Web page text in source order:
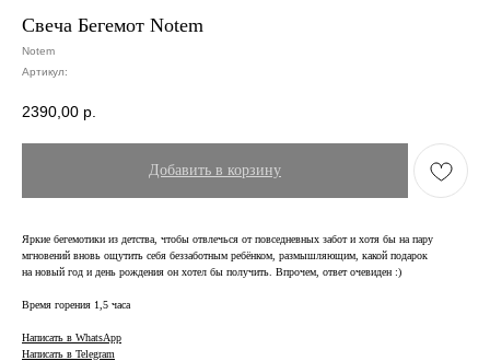
Свеча Бегемот Notem
Notem
Артикул:
2390,00 р.
Добавить в корзину
Яркие бегемотики из детства, чтобы отвлечься от повседневных забот и хотя бы на пару
мгновений вновь ощутить себя беззаботным ребёнком, размышляющим, какой подарок
на новый год и день рождения он хотел бы получить. Впрочем, ответ очевиден :)
Время горения 1,5 часа
Написать в WhatsApp
Написать в Telegram